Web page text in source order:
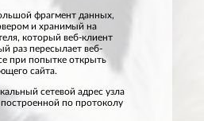
фрагмент данных,
и хранимый на
который веб-клиент
раз пересылает веб-
при попытке открыть
сайта.
сетевой адрес узла
по протоколу